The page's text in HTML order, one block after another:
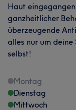
Haut
ganzheitlicher
überzeugende
alles nur um
selbst!
Montag
Dienstag
Mittwoch